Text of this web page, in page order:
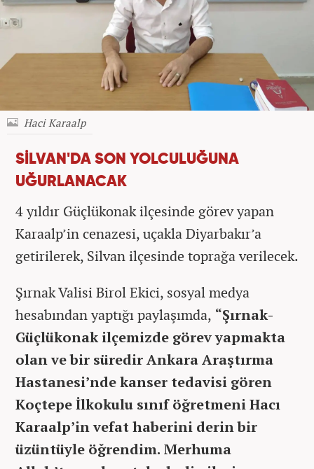
Haci Karaalp
SİLVAN'DA SON YOLCULUĞUNA
UĞURLANACAK
4 yıldır Güçlükonak ilçesinde görev yapan
Karaalp’in cenazesi, uçakla Diyarbakır’a
getirilerek, Silvan ilçesinde toprağa verilecek.
Şırnak Valisi Birol Ekici, sosyal medya
hesabından yaptığı paylaşımda, “Şırnak-
Güçlükonak ilçemizde görev yapmakta
olan ve bir süredir Ankara Araştırma
Hastanesi’nde kanser tedavisi gören
Koçtepe İlkokulu sınıf öğretmeni Hacı
Karaalp’in vefat haberini derin bir
üzüntüyle öğrendim. Merhuma